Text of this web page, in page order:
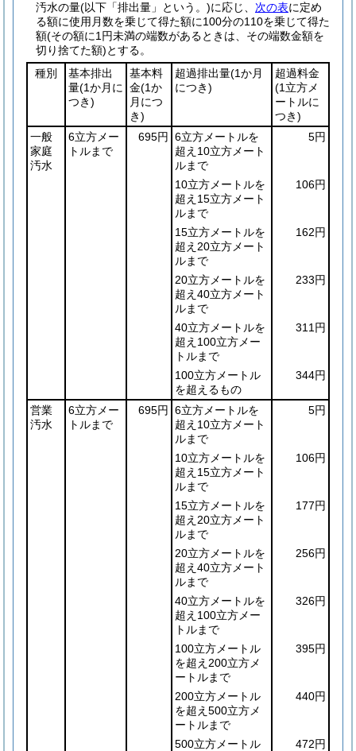
汚水の量(以下「排出量」という。)に応じ、 次の表に定め
る額に使用月数を乗じて得た額に100分の110を乗じて得た
額(その額に1円未満の端数があるときは、その端数金額を
切り捨てた額)とする。
種別
基本排出
量(1か月に
つき)
基本料
金(1か
月につ
き)
超過排出量(1か月
につき)
超過料金
(1立方メ
ートルに
つき)
一般
家庭
汚水
6立方メー
トルまで
695円
6立方メートルを
超え10立方メート
ルまで
5円
10立方メートルを
超え15立方メート
ルまで
106円
15立方メートルを
超え20立方メート
ルまで
162円
20立方メートルを
超え40立方メート
ルまで
233円
40立方メートルを
超え100立方メー
トルまで
311円
100立方メートル
を超えるもの
344円
営業
汚水
6立方メー
トルまで
695円
6立方メートルを
超え10立方メート
ルまで
5円
10立方メートルを
超え15立方メート
ルまで
106円
15立方メートルを
超え20立方メート
ルまで
177円
20立方メートルを
超え40立方メート
ルまで
256円
40立方メートルを
超え100立方メー
トルまで
326円
100立方メートル
を超え200立方メ
ートルまで
395円
200立方メートル
を超え500立方メ
ートルまで
440円
500立方メートル
472円